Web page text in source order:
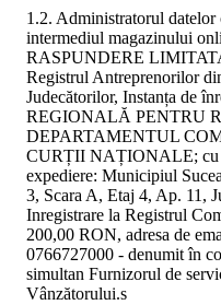
1.2. Administratorul datelor
intermediul magazinului
RASPUNDERE
Registrul Antreprenorilor
Judecătorilor, Instanța de
REGIONALĂ PENTRU
DEPARTAMENTUL
CURȚII NAȚIONALE; cu
expediere: Municipiul
3, Scara A, Etaj 4, Ap. 11,
Inregistrare la Registrul
200,00 RON, adresa de
0766727000 - denumit în
simultan Furnizorul de
Vânzătorului.s